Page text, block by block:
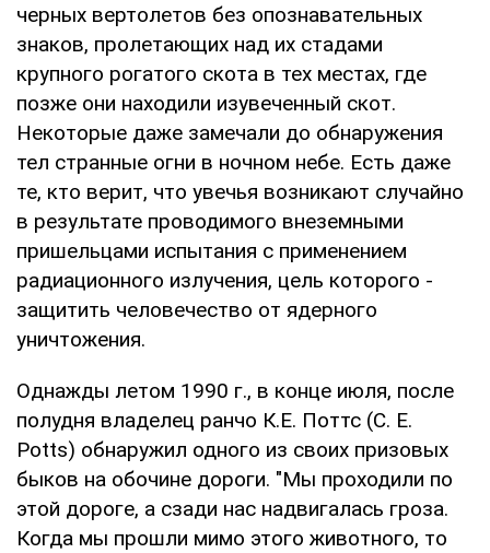
черных вертолетов без опознавательных
знаков, пролетающих над их стадами
крупного рогатого скота в тех местах, где
позже они находили изувеченный скот.
Некоторые даже замечали до обнаружения
тел странные огни в ночном небе. Есть даже
те, кто верит, что увечья возникают случайно
в результате проводимого внеземными
пришельцами испытания с применением
радиационного излучения, цель которого -
защитить человечество от ядерного
уничтожения.
Однажды летом 1990 г., в конце июля, после
полудня владелец ранчо К.Е. Поттс (C. E.
Potts) обнаружил одного из своих призовых
быков на обочине дороги. "Мы проходили по
этой дороге, а сзади нас надвигалась гроза.
Когда мы прошли мимо этого животного, то